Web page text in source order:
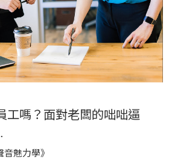
工嗎？面對老闆的咄咄逼
魅力學》